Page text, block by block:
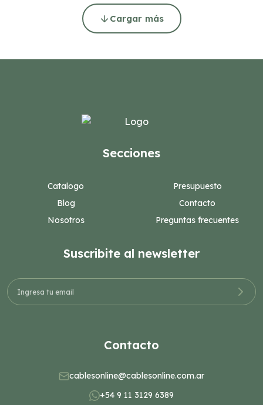
Cargar más
Secciones
Catalogo
Blog
Nosotros
Presupuesto
Contacto
Preguntas frecuentes
Suscribite al newsletter
Contacto
cablesonline@cablesonline.com.ar
+54 9 11 3129 6389